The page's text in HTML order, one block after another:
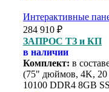
Интерактивные
284 910 ₽
ЗАПРОС ТЗ и КП
в наличии
Комплект: в
(75" дюймов, 4K, 20
10100 DDR4 8GB